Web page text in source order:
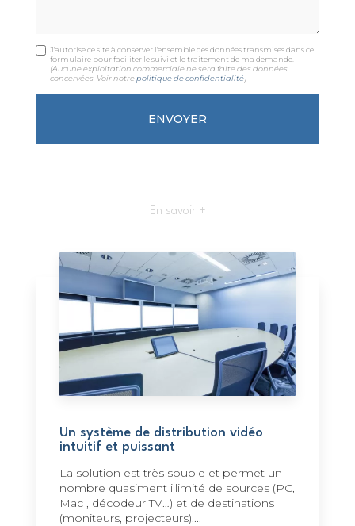
J'autorise ce site à conserver l'ensemble des données transmises dans ce
formulaire pour faciliter le suivi et le traitement de ma demande.
(Aucune exploitation commerciale ne sera faite des données
concervées. Voir notrepolitique de confidentialité)
En savoir +
Un système de distribution vidéo
intuitif et puissant
La solution est très souple et permet un
nombre quasiment illimité de sources (PC,
Mac , décodeur TV…) et de destinations
(moniteurs, projecteurs)....